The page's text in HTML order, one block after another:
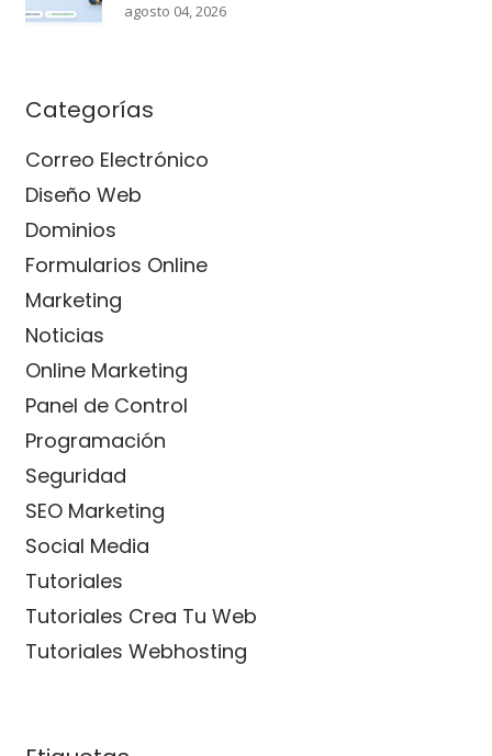
agosto 04, 2026
Categorías
Correo Electrónico
Diseño Web
Dominios
Formularios Online
Marketing
Noticias
Online Marketing
Panel de Control
Programación
Seguridad
SEO Marketing
Social Media
Tutoriales
Tutoriales Crea Tu Web
Tutoriales Webhosting